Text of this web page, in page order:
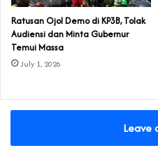
‎Ratusan Ojol Demo di KP3B, Tolak
Audiensi dan Minta Gubernur
Temui Massa
July 1, 2026
Leave